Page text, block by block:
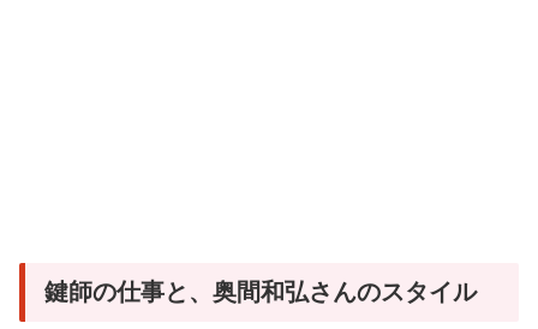
鍵師の仕事と、奥間和弘さんのスタイル